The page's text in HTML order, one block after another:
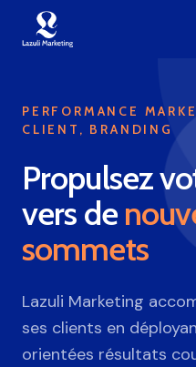
Aller au contenu principal
PERFORMANCE
CLIENT, BRANDING
Propulsez
vers de
sommets
Lazuli Marketing
ses clients en
orientées résultats